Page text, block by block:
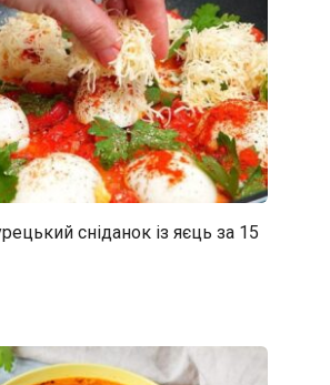
сніданок із яєць за 15